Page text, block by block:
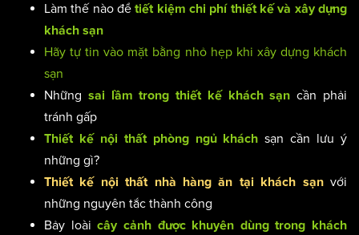
Làm thế nào đểtiết kiệm chi phí thiết kế và xây dựng
khách sạn
Hãy tự tin vào mặt bằng nhỏ hẹp khi xây dựng khách
sạn
Những sai lầm trong thiết kế khách sạn cần phải
tránh gấp
Thiết kế nội thất phòng ngủ khách sạn cần lưu ý
những gì?
Thiết kế nội thất nhà hàng ăn tại khách sạnvới
những nguyên tắc thành công
Bảy loàicây cảnh được khuyên dùng trong khách